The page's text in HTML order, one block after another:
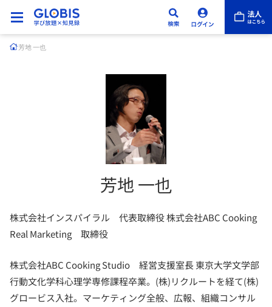
芳地 一也
芳地 一也
株式会社インスパイラル 代表取締役 株式会社ABC Cooking
Real Marketing 取締役
株式会社ABC Cooking Studio 経営支援室長 東京大学文学部
行動文化学科心理学専修課程卒業。(株)リクルートを経て(株)
グロービス入社。マーケティング全般、広報、組織コンサル